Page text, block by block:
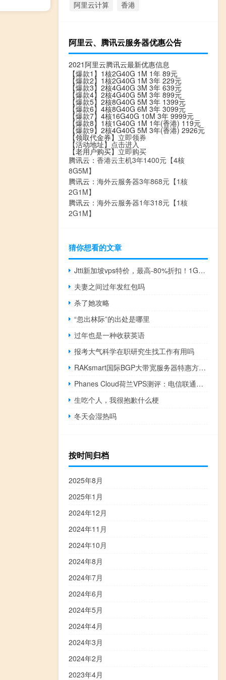
阿里云计算 香港
阿里云、腾讯云服务器优惠公告
2021阿里云腾讯云最新优惠信息
【爆款1】1核2G40G 1M 1年 89元
【爆款2】1核2G40G 1M 3年 229元
【爆款3】2核4G40G 3M 3年 639元
【爆款4】2核4G40G 5M 3年 899元
【爆款5】2核8G40G 5M 3年 1399元
【爆款6】4核8G40G 6M 3年 3099元
【爆款7】4核16G40G 10M 3年 9999元
【爆款8】1核1G40G 1M 1年(香港) 119元
【爆款9】2核4G40G 5M 3年(香港) 2926元
【领取代金券】 立即领券
【活动地址】 点击进入
【老用户购买】立即购买
腾讯云： 香港云主机3年1400元【4核
8G5M】
腾讯云： 海外云服务器3年868元【1核
2G1M】
腾讯云： 海外云服务器1年318元【1核
2G1M】
猜你想看的文章
Jtti新加坡vps特价，最高-80%折扣！1GB-64GB内存，每月2.7美元起，高性能DDoS保护，即时部署，支持支付宝/Paypal
夫妻之间过年发红包吗
杀了她攻略
“忽出林际”的出处是哪里
过年也是一种收获英语
报考大气科学在职研究生找工作有用吗
RAKsmart国际BGP大带宽服务器特惠方案解析
Phanes Cloud荷兰VPS测评：电信联通去程绕美国，剩余往返直连，适合联通用户，抗投诉可以一试
生吃个人，我很抱歉什么梗
冬天会湿热吗
按时间归档
2025年8月
2025年1月
2024年12月
2024年11月
2024年10月
2024年8月
2024年7月
2024年6月
2024年5月
2024年4月
2024年3月
2024年2月
2023年4月